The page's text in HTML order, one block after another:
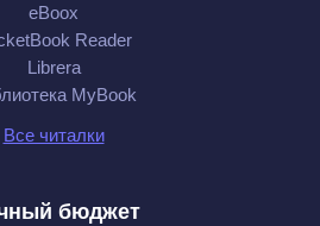
eBoox
Reader
Librera
MyBook
Все читалки
бюджет